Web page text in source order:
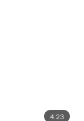
4:23